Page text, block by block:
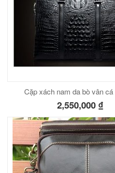
Cặp xách nam da bò vân cá
2,550,000 ₫